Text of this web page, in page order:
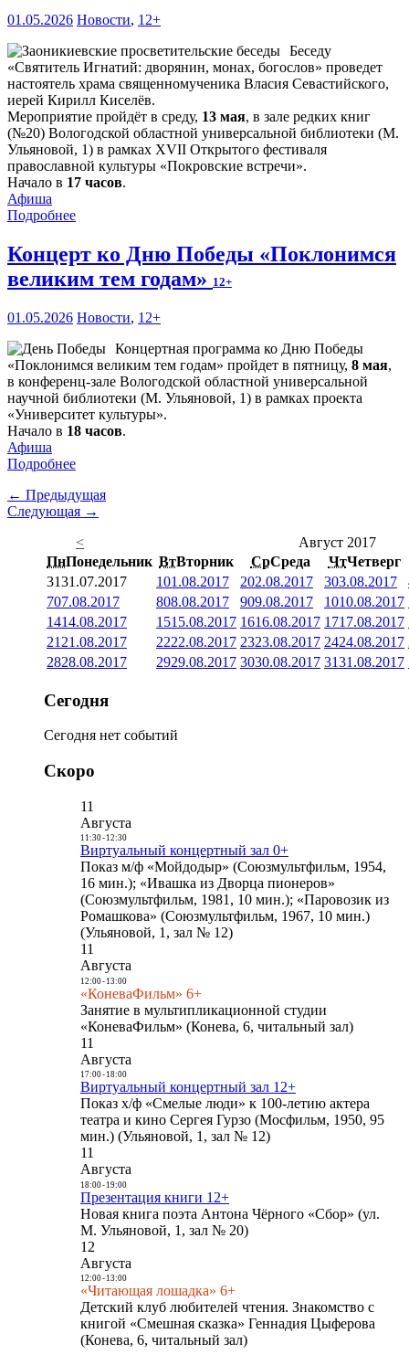
01.05.2026 Новости, 12+
Беседу
«Святитель Игнатий: дворянин, монах, богослов» проведет
настоятель храма священномученика Власия Севастийского,
иерей Кирилл Киселёв.
Мероприятие пройдёт в среду, 13 мая, в зале редких книг
(№20) Вологодской областной универсальной библиотеки (М.
Ульяновой, 1) в рамках XVII Открытого фестиваля
православной культуры «Покровские встречи».
Начало в 17 часов.
Афиша
Подробнее
Концерт ко Дню Победы «Поклонимся
великим тем годам» 12+
01.05.2026 Новости, 12+
Концертная программа ко Дню Победы
«Поклонимся великим тем годам» пройдет в пятницу, 8 мая,
в конференц-зале Вологодской областной универсальной
научной библиотеки (М. Ульяновой, 1) в рамках проекта
«Университет культуры».
Начало в 18 часов.
Афиша
Подробнее
← Предыдущая
Следующая →
<
Август 2017
ПнПонедельник ВтВторник СрСреда ЧтЧетверг
3131.07.2017 101.08.2017 202.08.2017 303.08.2017
707.08.2017 808.08.2017 909.08.2017 1010.08.2017
1414.08.2017 1515.08.2017 1616.08.2017 1717.08.2017
21 21.08.2017 2222.08.2017 2323.08.2017 2424.08.2017
2828.08.2017 2929.08.2017 3030.08.2017 3131.08.2017
Сегодня
Сегодня нет событий
Скоро
11
Августа
11:30- 12:30
Виртуальный концертный зал 0+
Показ м/ф «Мойдодыр» (Союзмультфильм, 1954,
16 мин.); «Ивашка из Дворца пионеров»
(Союзмультфильм, 1981, 10 мин.); «Паровозик из
Ромашкова» (Союзмультфильм, 1967, 10 мин.)
(Ульяновой, 1, зал № 12)
11
Августа
12:00- 13:00
«КоневаФильм» 6+
Занятие в мультипликационной студии
«КоневаФильм» (Конева, 6, читальный зал)
11
Августа
17:00- 18:00
Виртуальный концертный зал 12+
Показ х/ф «Смелые люди» к 100-летию актера
театра и кино Сергея Гурзо (Мосфильм, 1950, 95
мин.) (Ульяновой, 1, зал № 12)
11
Августа
18:00- 19:00
Презентация книги 12+
Новая книга поэта Антона Чёрного «Сбор» (ул.
М. Ульяновой, 1, зал № 20)
12
Августа
12:00- 13:00
«Читающая лошадка» 6+
Детский клуб любителей чтения. Знакомство с
книгой «Смешная сказка» Геннадия Цыферова
(Конева, 6, читальный зал)